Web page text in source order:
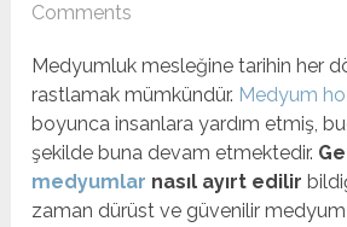
Comments
Medyumluk mesleğine tarihin her
rastlamak mümkündür. Medyum
boyunca insanlara yardım etmiş,
şekilde buna devam etmektedir.
medyumlar nasıl ayırt edilir
zaman dürüst ve güvenilir medyum